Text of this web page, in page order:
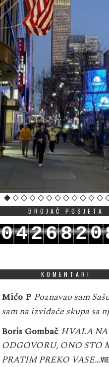
BROJAČ POSJETA
0426820
KOMENTARI
Mićo P Poznavao sam
sam na izviđače skupa sa
Boris Gombač HVALA NA
ODGOVORU, ONO STO
PRATIM PREKO VASE…